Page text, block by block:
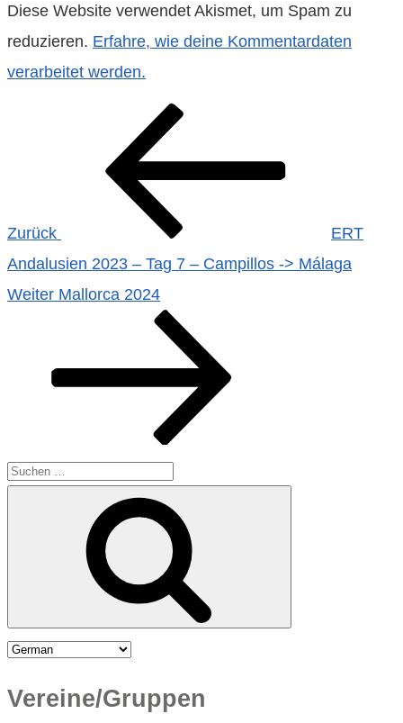
Diese Website verwendet Akismet, um Spam zu
reduzieren. Erfahre, wie deine Kommentardaten
verarbeitet werden.
Beitragsnavigation
Zurück
ERT
Andalusien 2023 – Tag 7 – Campillos -> Málaga
Nächster
Weiter Mallorca 2024
Suchen
Vereine/Gruppen